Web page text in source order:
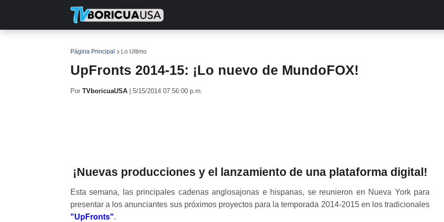
Página Principal Lo Ultimo
UpFronts 2014-15: ¡Lo nuevo de MundoFOX!
Por TVboricuaUSA 5/15/2014 07:56:00 p.m.
¡Nuevas producciones y el lanzamiento de una plataforma digital!
Esta semana, las principales cadenas anglosajonas e hispanas, se reunieron en Nueva York para
presentar a los anunciantes sus próximos proyectos para la temporada 2014-2015 en los tradicionales
"UpFronts".